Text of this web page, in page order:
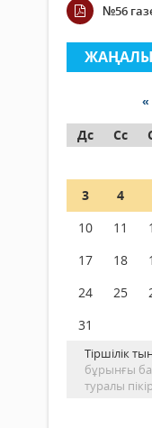
№56
«
Дс
Сс
3
4
10
11
17
18
24
25
31
Тіршілік
бұрынғы
туралы